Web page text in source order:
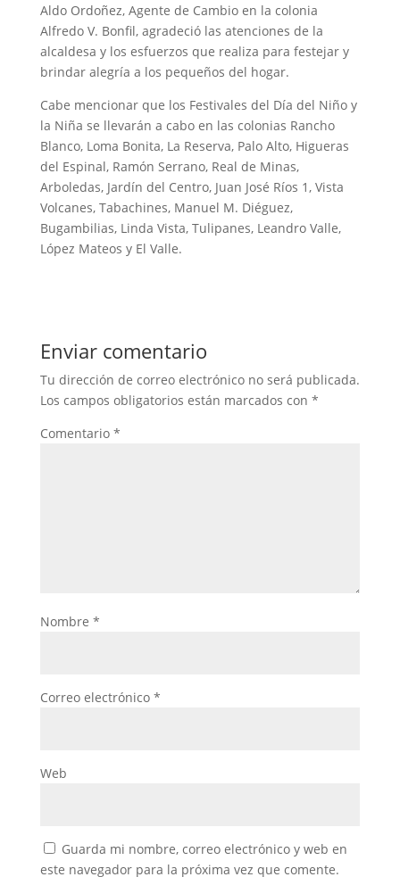
Aldo Ordoñez, Agente de Cambio en la colonia
Alfredo V. Bonfil, agradeció las atenciones de la
alcaldesa y los esfuerzos que realiza para festejar y
brindar alegría a los pequeños del hogar.
Cabe mencionar que los Festivales del Día del Niño y
la Niña se llevarán a cabo en las colonias Rancho
Blanco, Loma Bonita, La Reserva, Palo Alto, Higueras
del Espinal, Ramón Serrano, Real de Minas,
Arboledas, Jardín del Centro, Juan José Ríos 1, Vista
Volcanes, Tabachines, Manuel M. Diéguez,
Bugambilias, Linda Vista, Tulipanes, Leandro Valle,
López Mateos y El Valle.
Enviar comentario
Tu dirección de correo electrónico no será publicada.
Los campos obligatorios están marcados con *
Comentario *
Nombre *
Correo electrónico *
Web
Guarda mi nombre, correo electrónico y web en
este navegador para la próxima vez que comente.